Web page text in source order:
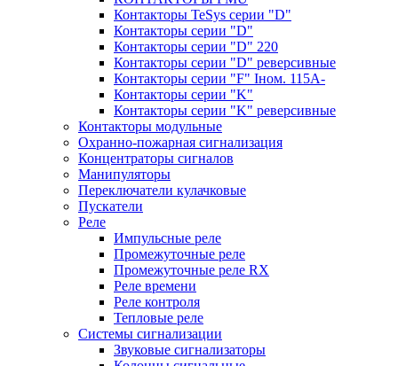
Контакторы TeSys серии "D"
Контакторы серии "D"
Контакторы серии "D" 220
Контакторы серии "D" реверсивные
Контакторы серии "F" Iном. 115А-
Контакторы серии "K"
Контакторы серии "K" реверсивные
Контакторы модульные
Охранно-пожарная сигнализация
Концентраторы сигналов
Манипуляторы
Переключатели кулачковые
Пускатели
Реле
Импульсные реле
Промежуточные реле
Промежуточные реле RX
Реле времени
Реле контроля
Тепловые реле
Системы сигнализации
Звуковые сигнализаторы